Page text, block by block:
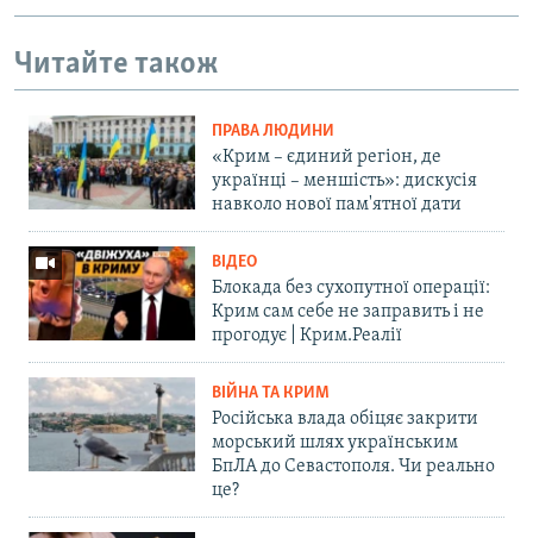
Читайте також
ПРАВА ЛЮДИНИ
«Крим – єдиний регіон, де
українці – меншість»: дискусія
навколо нової пам'ятної дати
ВІДЕО
Блокада без сухопутної операції:
Крим сам себе не заправить і не
прогодує | Крим.Реалії
ВІЙНА ТА КРИМ
Російська влада обіцяє закрити
морський шлях українським
БпЛА до Севастополя. Чи реально
це?